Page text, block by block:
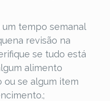
tempo semanal
revisão na
se tudo está
alimento
se algum item